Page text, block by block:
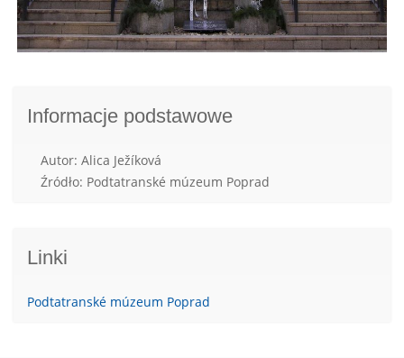
Informacje podstawowe
Autor: Alica Ježíková
Źródło: Podtatranské múzeum Poprad
Linki
Podtatranské múzeum Poprad